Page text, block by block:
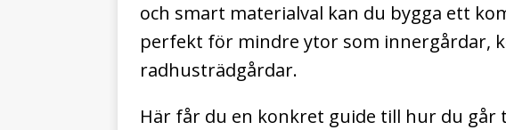
och smart materialval kan du bygga ett
perfekt för mindre ytor som innergårdar,
radhusträdgårdar.
Här får du en konkret guide till hur du går